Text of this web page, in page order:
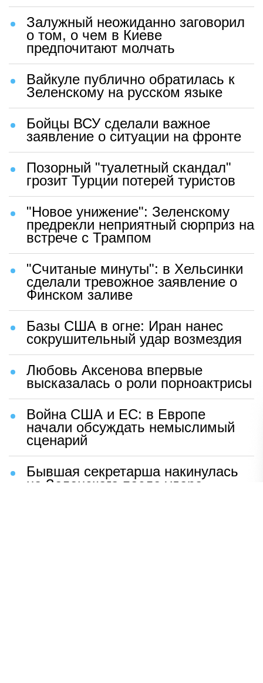
Залужный неожиданно заговорил
о том, о чем в Киеве
предпочитают молчать
Вайкуле публично обратилась к
Зеленскому на русском языке
Бойцы ВСУ сделали важное
заявление о ситуации на фронте
Позорный "туалетный скандал"
грозит Турции потерей туристов
"Новое унижение": Зеленскому
предрекли неприятный сюрприз на
встрече с Трампом
"Считаные минуты": в Хельсинки
сделали тревожное заявление о
Финском заливе
Базы США в огне: Иран нанес
сокрушительный удар возмездия
Любовь Аксенова впервые
высказалась о роли порноактрисы
Война США и ЕС: в Европе
начали обсуждать немыслимый
сценарий
Бывшая секретарша накинулась
на Зеленского после удара